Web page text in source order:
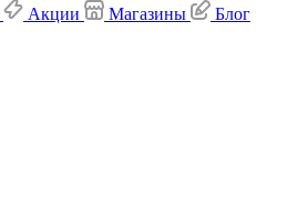
Акции Магазины Блог